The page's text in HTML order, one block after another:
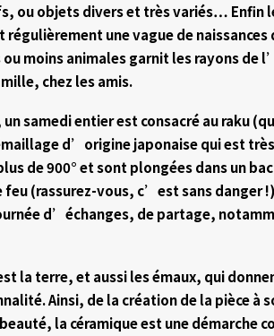
ou objets divers et très variés… Enfin
une vague de
moins animales garnit les rayons
chez les amis.
samedi entier est consacré au raku
d’origine japonaise qui est
de 900° et sont plongées dans un
(rassurez-vous, c’est sans danger
d’échanges, de partage,
la terre, et aussi les émaux, qui
Ainsi, de la création de la pièce à
la céramique est une démarche